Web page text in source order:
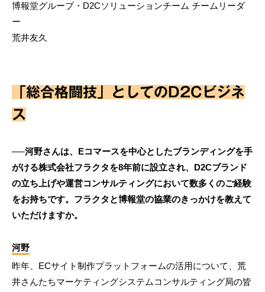
博報堂グループ・D2Cソリューションチーム チームリーダ
ー
荒井友久
「総合格闘技」としてのD2Cビジネ
ス
──河野さんは、Eコマースを中心としたブランディングを手
がける株式会社フラクタを8年前に設立され、D2Cブランド
の立ち上げや運営コンサルティングにおいて数多くのご経験
をお持ちです。フラクタと博報堂の協業のきっかけを教えて
いただけますか。
河野
昨年、ECサイト制作プラットフォームの活用について、荒
井さんたちマーケティングシステムコンサルティング局の皆